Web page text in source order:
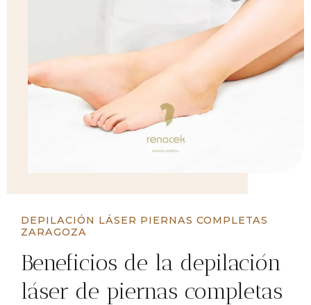
DEPILACIÓN LÁSER PIERNAS COMPLETAS
ZARAGOZA
Beneficios de la depilación
láser de piernas completas